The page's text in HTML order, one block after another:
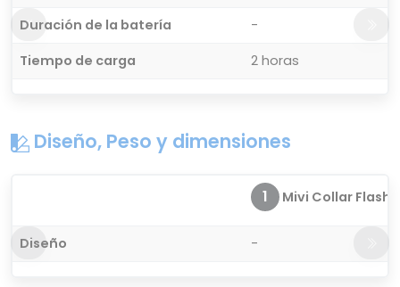
Duración de la batería
-
Tiempo de carga
2 horas
Diseño, Peso y dimensiones
1 Mivi Collar Flash
Diseño -